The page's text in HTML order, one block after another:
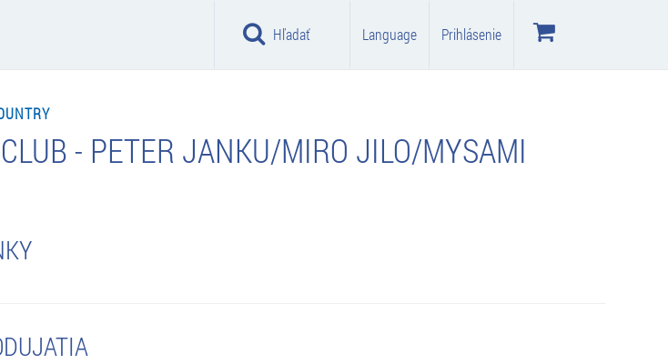
Hľadať Language Prihlásenie
- PETER JANKU/MIRO JILO/MYSAMI